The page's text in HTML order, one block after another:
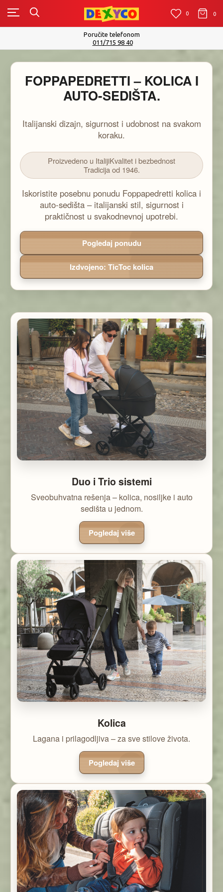
0 0 0
Isporuku možete očekivati u roku od 2 do 4 radna dana!
Pogledaj više
FOPPAPEDRETTI – KOLICA I
AUTO-SEDIŠTA.
Italijanski dizajn, sigurnost i udobnost na svakom
koraku.
Proizvedeno u ItalijiKvalitet i bezbednost
Tradicija od 1946.
Iskoristite posebnu ponudu Foppapedretti kolica i
auto-sedišta – italijanski stil, sigurnost i
praktičnost u svakodnevnoj upotrebi.
Pogledaj ponudu
Izdvojeno: TicToc kolica
Duo i Trio sistemi
Sveobuhvatna rešenja – kolica, nosiljke i auto
sedišta u jednom.
Pogledaj više
Kolica
Lagana i prilagodljiva – za sve stilove života.
Pogledaj više